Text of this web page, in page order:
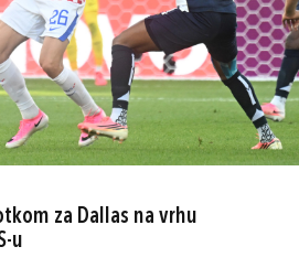
za Dallas na vrhu
u